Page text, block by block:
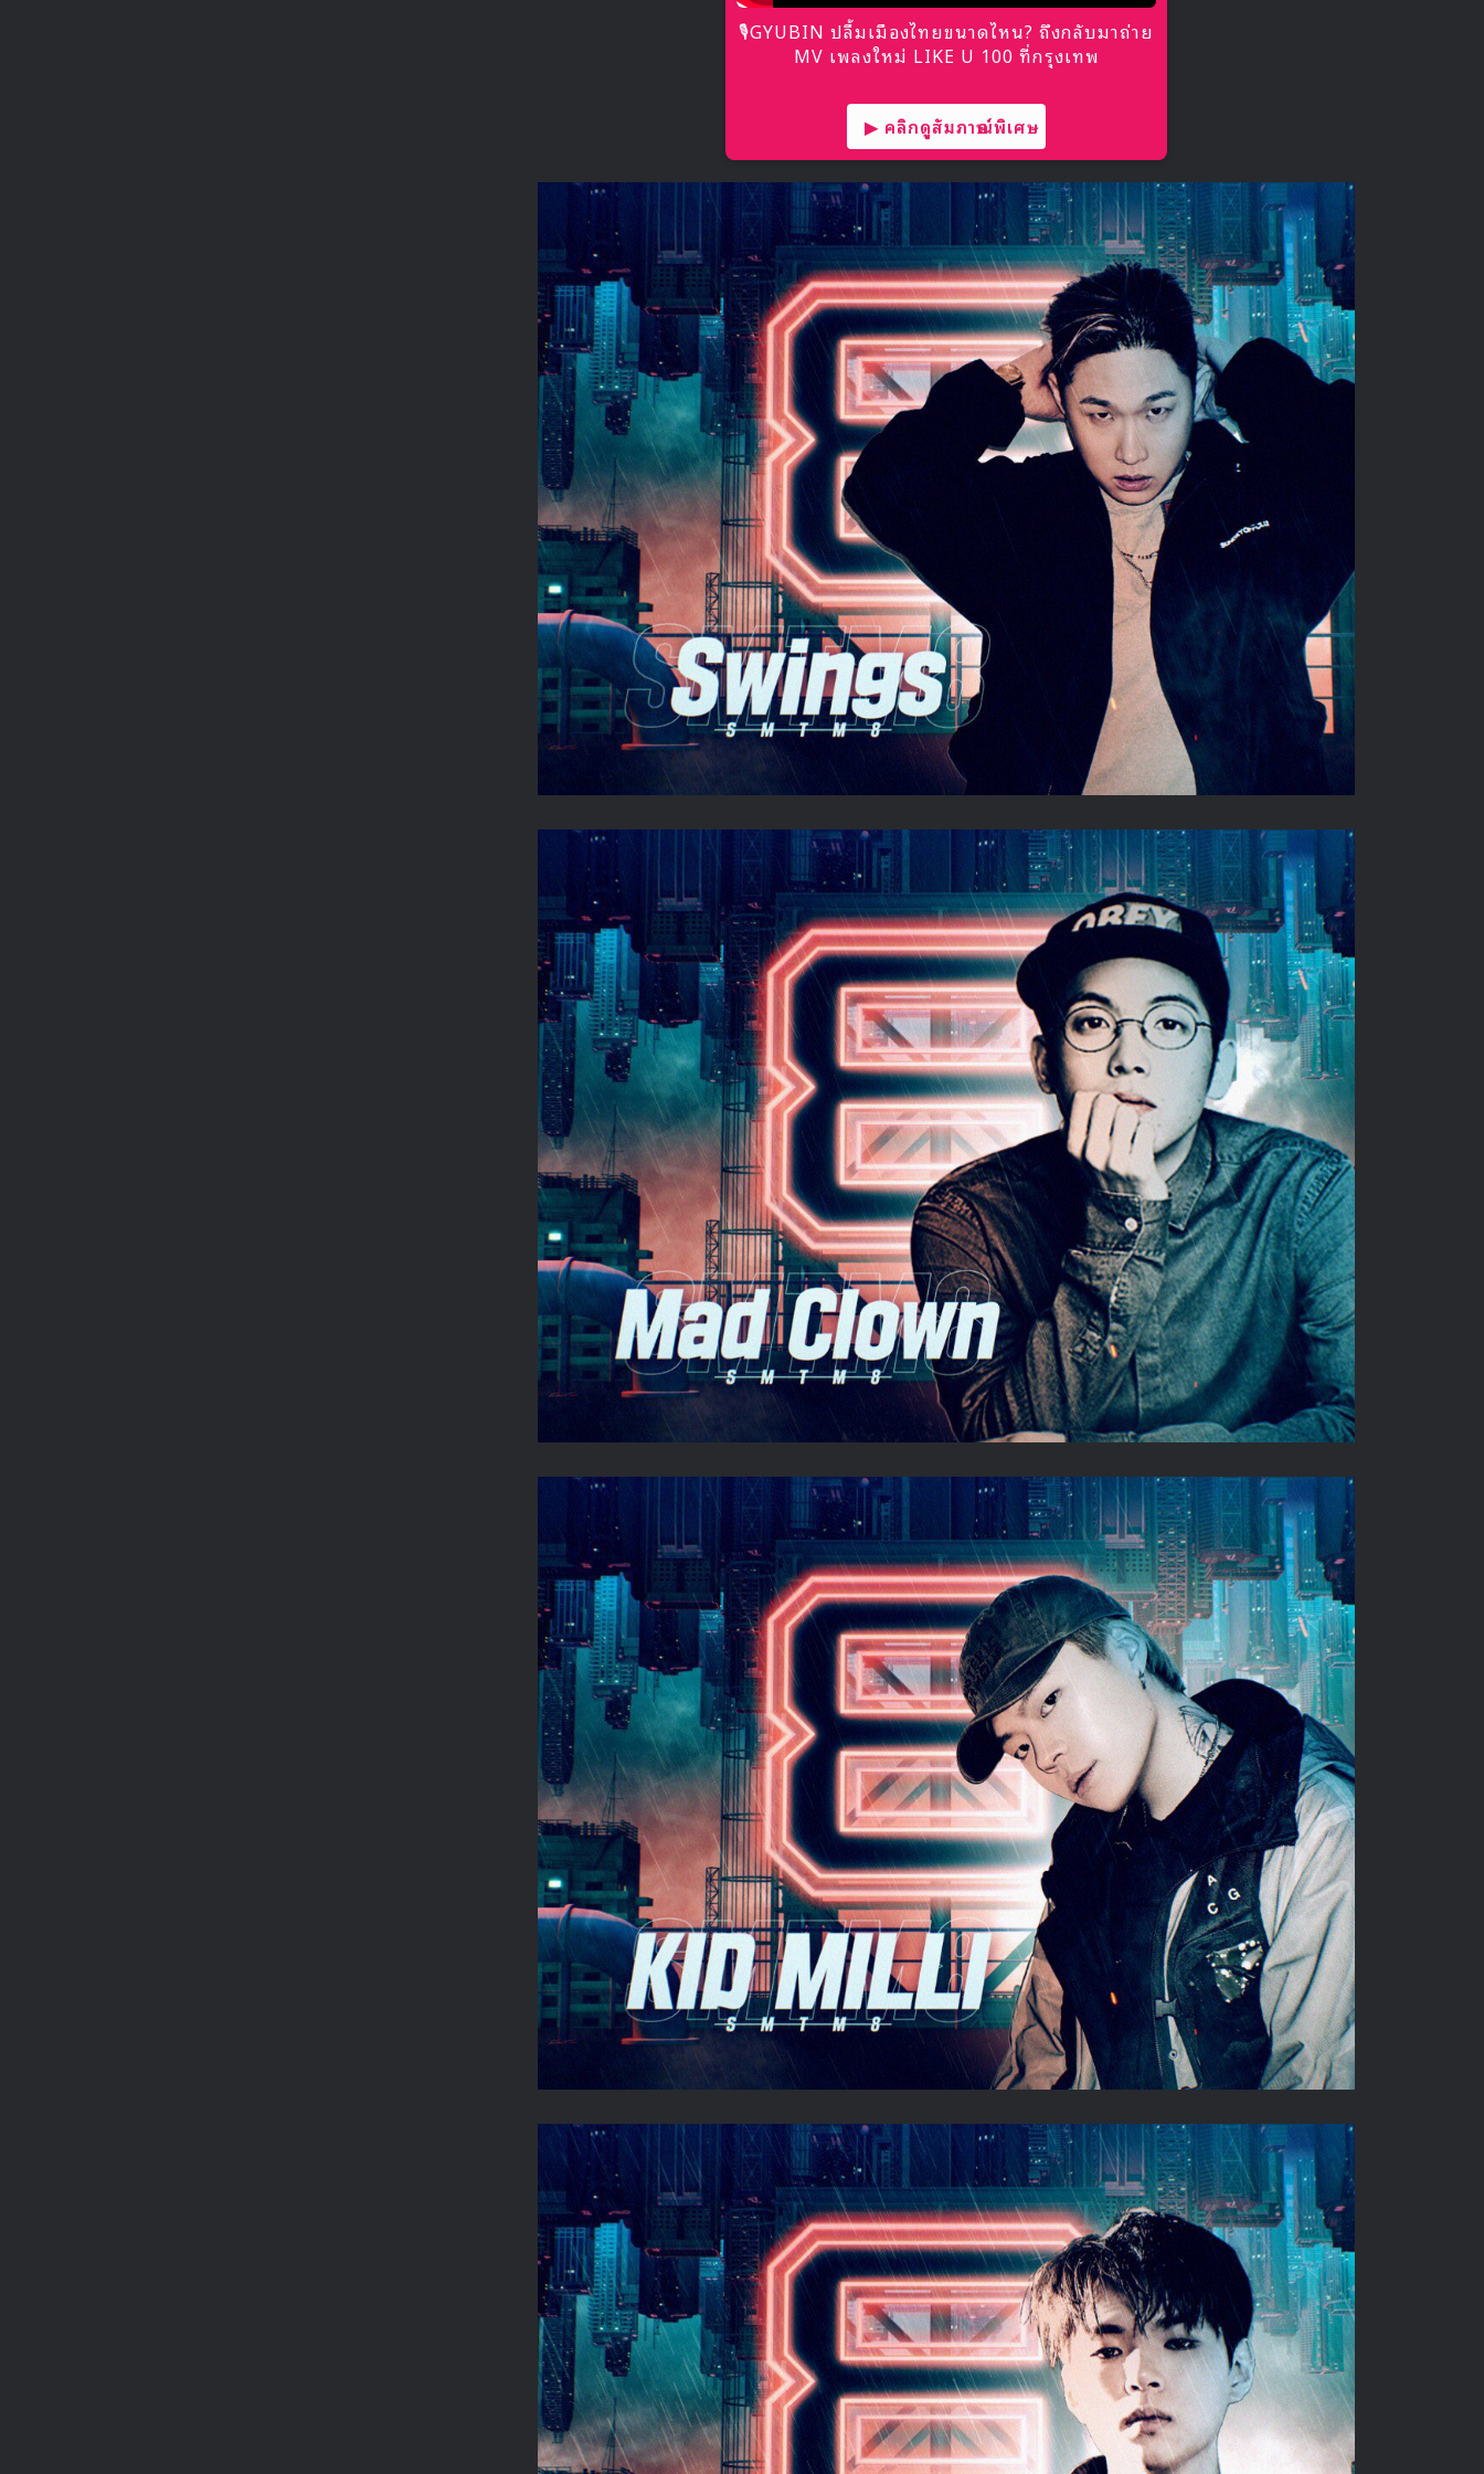
🎙GYUBIN ปลื้มเมืองไทยขนาดไหน? ถึงกลับมาถ่าย
MV เพลงใหม่ LIKE U 100 ที่กรุงเทพ
▶ คลิกดูสัมภาษณ์พิเศษ